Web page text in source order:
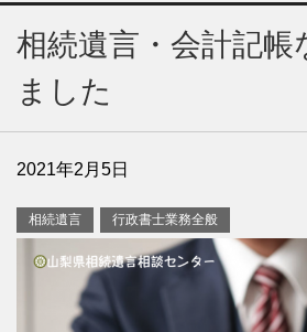
相続遺言・会計記帳
ました
2021年2月5日
相続遺言 行政書士業務全般